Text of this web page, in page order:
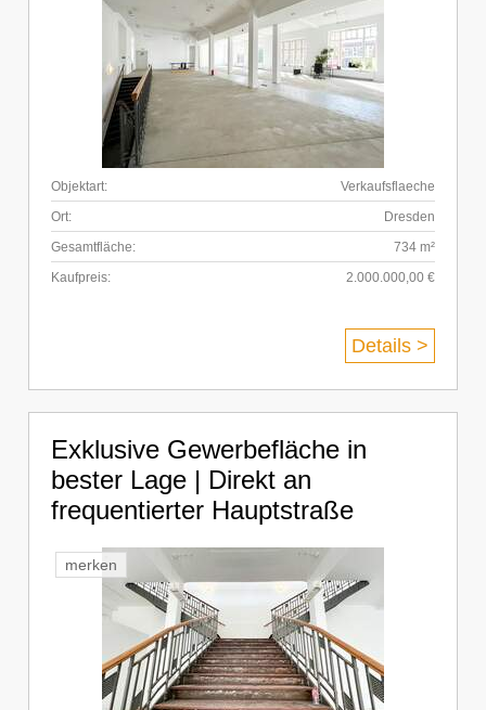
Objektart:
Verkaufsflaeche
Ort:
Dresden
Gesamtfläche:
734 m²
Kaufpreis:
2.000.000,00 €
Details >
Exklusive Gewerbefläche in
bester Lage | Direkt an
frequentierter Hauptstraße
merken